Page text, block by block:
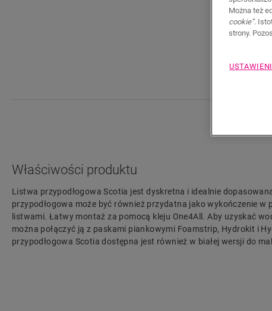
Właściwości produktu
Listwa przypodłogowa Scotia jest dyskretna i idealnie
przypodłogowa może być również przydatna jako wykończenie w
listwami. Łatwy montaż za pomocą kleju One4All. Aby uzyskać
można połączyć ją z paskami piankowymi Foamstrip, Hydrokit i
przypodłogowa Scotia dostępna jest również w białej wersji do
Można też
cookie”.
strony.